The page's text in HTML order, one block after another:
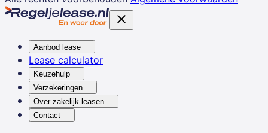
Aanbod lease
Lease calculator
Keuzehulp
Verzekeringen
Over zakelijk leasen
Contact